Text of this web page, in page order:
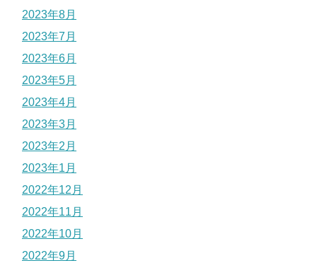
2023年8月
2023年7月
2023年6月
2023年5月
2023年4月
2023年3月
2023年2月
2023年1月
2022年12月
2022年11月
2022年10月
2022年9月